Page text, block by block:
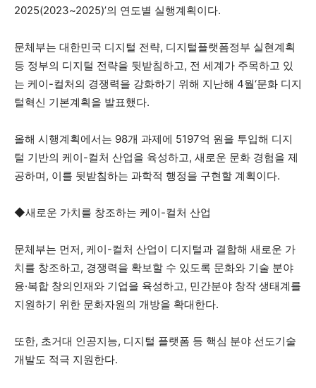
2025(2023~2025)’의 연도별 실행계획이다.
문체부는 대한민국 디지털 전략, 디지털플랫폼정부 실현계획
등 정부의 디지털 전략을 뒷받침하고, 전 세계가 주목하고 있
는 케이-컬처의 경쟁력을 강화하기 위해 지난해 4월‘문화 디지
털혁신 기본계획을 발표했다.
올해 시행계획에서는 98개 과제에 5197억 원을 투입해 디지
털 기반의 케이-컬처 산업을 육성하고, 새로운 문화 경험을 제
공하며, 이를 뒷받침하는 과학적 행정을 구현할 계획이다.
◆새로운 가치를 창조하는 케이-컬처 산업
문체부는 먼저, 케이-컬처 산업이 디지털과 결합해 새로운 가
치를 창조하고, 경쟁력을 확보할 수 있도록 문화와 기술 분야
융·복합 창의인재와 기업을 육성하고, 민간분야 창작 생태계를
지원하기 위한 문화자원의 개방을 확대한다.
또한, 초거대 인공지능, 디지털 플랫폼 등 핵심 분야 선도기술
개발도 적극 지원한다.